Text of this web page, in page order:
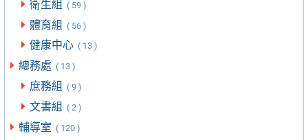
衛生組 ( 59 )
體育組 ( 56 )
健康中心 ( 13 )
總務處 ( 13 )
庶務組 ( 9 )
文書組 ( 2 )
輔導室 ( 120 )